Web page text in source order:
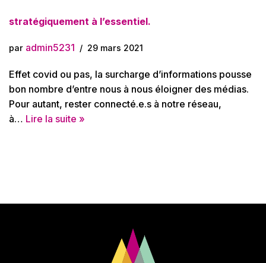
stratégiquement à l’essentiel.
par admin5231 29 mars 2021
Effet covid ou pas, la surcharge d’informations pousse
bon nombre d’entre nous à nous éloigner des médias.
Pour autant, rester connecté.e.s à notre réseau,
à… Lire la suite »